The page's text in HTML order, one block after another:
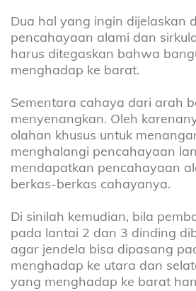
Dua hal yang ingin dijelaskan
pencahayaan alami dan
harus ditegaskan bahwa
menghadap ke barat.
Sementara cahaya dari arah
menyenangkan. Oleh
olahan khusus untuk
menghalangi pencahayaan
mendapatkan pencahayaan
berkas-berkas cahayanya.
Di sinilah kemudian, bila
pada lantai 2 dan 3 dinding
agar jendela bisa dipasang
menghadap ke utara dan
yang menghadap ke barat